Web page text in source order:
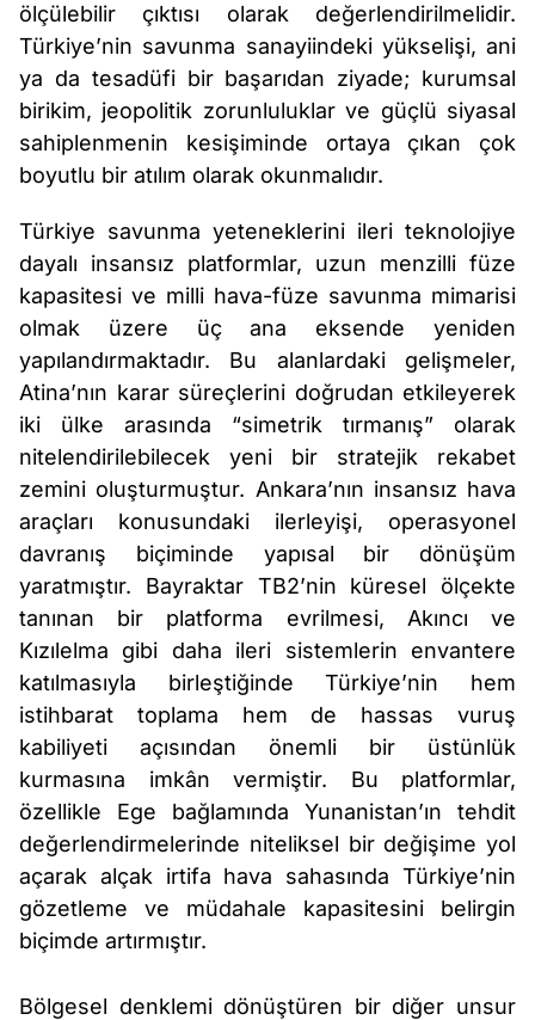
ölçülebilir çıktısı olarak değerlendirilmelidir.
Türkiye’nin savunma sanayiindeki yükselişi, ani
ya da tesadüfi bir başarıdan ziyade; kurumsal
birikim, jeopolitik zorunluluklar ve güçlü siyasal
sahiplenmenin kesişiminde ortaya çıkan çok
boyutlu bir atılım olarak okunmalıdır.
Türkiye savunma yeteneklerini ileri teknolojiye
dayalı insansız platformlar, uzun menzilli füze
kapasitesi ve milli hava-füze savunma mimarisi
olmak üzere üç ana eksende yeniden
yapılandırmaktadır. Bu alanlardaki gelişmeler,
Atina’nın karar süreçlerini doğrudan etkileyerek
iki ülke arasında “simetrik tırmanış” olarak
nitelendirilebilecek yeni bir stratejik rekabet
zemini oluşturmuştur. Ankara’nın insansız hava
araçları konusundaki ilerleyişi, operasyonel
davranış biçiminde yapısal bir dönüşüm
yaratmıştır. Bayraktar TB2’nin küresel ölçekte
tanınan bir platforma evrilmesi, Akıncı ve
Kızılelma gibi daha ileri sistemlerin envantere
katılmasıyla birleştiğinde Türkiye’nin hem
istihbarat toplama hem de hassas vuruş
kabiliyeti açısından önemli bir üstünlük
kurmasına imkân vermiştir. Bu platformlar,
özellikle Ege bağlamında Yunanistan’ın tehdit
değerlendirmelerinde niteliksel bir değişime yol
açarak alçak irtifa hava sahasında Türkiye’nin
gözetleme ve müdahale kapasitesini belirgin
biçimde artırmıştır.
Bölgesel denklemi dönüştüren bir diğer unsur